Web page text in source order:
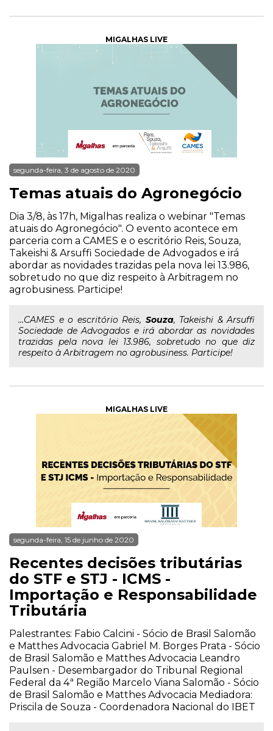
MIGALHAS LIVE
segunda-feira, 3 de agosto de 2020
Temas atuais do Agronegócio
Dia 3/8, às 17h, Migalhas realiza o webinar "Temas
atuais do Agronegócio". O evento acontece em
parceria com a CAMES e o escritório Reis, Souza,
Takeishi & Arsuffi Sociedade de Advogados e irá
abordar as novidades trazidas pela nova lei 13.986,
sobretudo no que diz respeito à Arbitragem no
agrobusiness. Participe!
...CAMES e o escritório Reis, Souza, Takeishi & Arsuffi
Sociedade de Advogados e irá abordar as novidades
trazidas pela nova lei 13.986, sobretudo no que diz
respeito à Arbitragem no agrobusiness. Participe!
MIGALHAS LIVE
segunda-feira, 15 de junho de 2020
Recentes decisões tributárias
do STF e STJ - ICMS -
Importação e Responsabilidade
Tributária
Palestrantes: Fabio Calcini - Sócio de Brasil Salomão
e Matthes Advocacia Gabriel M. Borges Prata - Sócio
de Brasil Salomão e Matthes Advocacia Leandro
Paulsen - Desembargador do Tribunal Regional
Federal da 4ª Região Marcelo Viana Salomão - Sócio
de Brasil Salomão e Matthes Advocacia Mediadora:
Priscila de Souza - Coordenadora Nacional do IBET